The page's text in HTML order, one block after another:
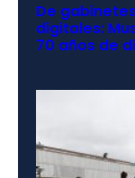
De
digitales:
70 años de